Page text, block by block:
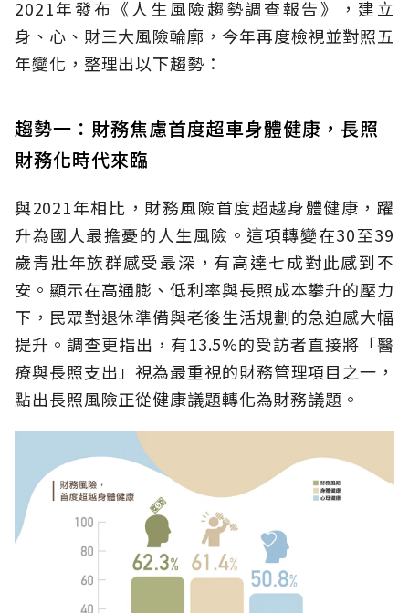
2021年發布《人生風險趨勢調查報告》，建立
身、心、財三大風險輪廓，今年再度檢視並對照五
年變化，整理出以下趨勢：
趨勢一：財務焦慮首度超車身體健康，長照
財務化時代來臨
與2021年相比，財務風險首度超越身體健康，躍
升為國人最擔憂的人生風險。這項轉變在30至39
歲青壯年族群感受最深，有高達七成對此感到不
安。顯示在高通膨、低利率與長照成本攀升的壓力
下，民眾對退休準備與老後生活規劃的急迫感大幅
提升。調查更指出，有13.5%的受訪者直接將「醫
療與長照支出」視為最重視的財務管理項目之一，
點出長照風險正從健康議題轉化為財務議題。